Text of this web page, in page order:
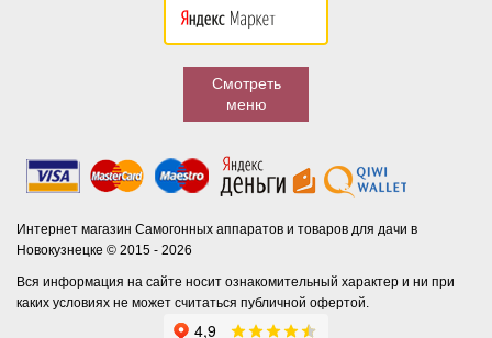
Смотреть
меню
Интернет магазин Самогонных аппаратов и товаров для дачи в
Новокузнецке © 2015 - 2026
Вся информация на сайте носит ознакомительный характер и ни при
каких условиях не может считаться публичной офертой.